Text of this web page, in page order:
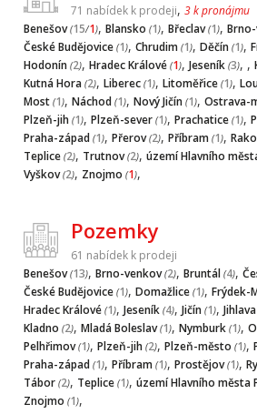
71 nabídek k prodeji,3 k pronájmu
Benešov(15/1),Blansko (1),Břeclav(1),
České Budějovice (1),Chrudim (1),Děčín (1),
Hodonín (2),Hradec Králové (1),Jeseník (3), ,
Kutná Hora (2),Liberec (1),Litoměřice (1),
Most (1),Náchod (1),Nový Jičín (1),Ostrava-
Plzeň-jih (1),Plzeň-sever (1),Prachatice (1),
Praha-západ (1),Přerov(2),Příbram (1),
Teplice (2), Trutnov(2),území Hlavního
Vyškov(2), Znojmo (1),
Pozemky
61 nabídek k prodeji
Benešov(13),Brno-venkov(2),Bruntál (4),
České Budějovice (1),Domažlice (1),Frýdek-
Hradec Králové (1),Jeseník (4),Jičín (1),Jihlava
Kladno (2),Mladá Boleslav(1),Nymburk (1),
Pelhřimov(1),Plzeň-jih (2),Plzeň-město (1),
Praha-západ (1),Příbram (1),Prostějov(1),
Tábor (2), Teplice (1),území Hlavního města
Znojmo (1),